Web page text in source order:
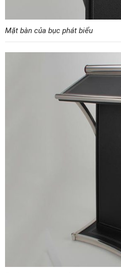
Mặt bàn của bục phát biểu